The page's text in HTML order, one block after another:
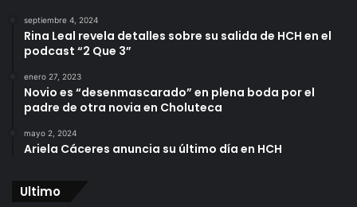
septiembre 4, 2024
Rina Leal revela detalles sobre su salida de HCH en el
podcast “2 Que 3”
enero 27, 2023
Novio es “desenmascarado” en plena boda por el
padre de otra novia en Choluteca
mayo 2, 2024
Ariela Cáceres anuncia su último día en HCH
Ultimo